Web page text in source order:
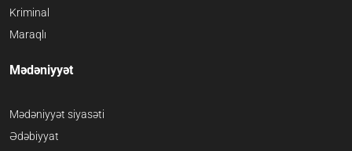
Kriminal
Maraqlı
Mədəniyyət
Mədəniyyət siyasəti
Ədəbiyyat